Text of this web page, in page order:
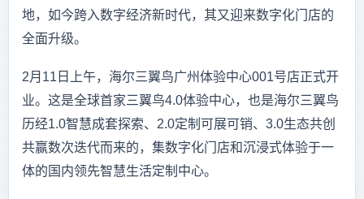
地，如今跨入数字经济新时代，其又迎来数字化门店的
全面升级。
2月11日上午，海尔三翼鸟广州体验中心001号店正式开
业。这是全球首家三翼鸟4.0体验中心，也是海尔三翼鸟
历经1.0智慧成套探索、2.0定制可展可销、3.0生态共创
共赢数次迭代而来的，集数字化门店和沉浸式体验于一
体的国内领先智慧生活定制中心。